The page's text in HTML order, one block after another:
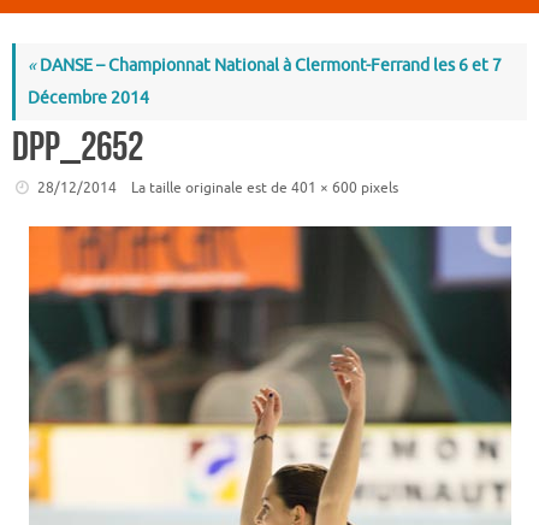
«DANSE – Championnat National à Clermont-Ferrand les 6 et 7
Décembre 2014
DPP_2652
28/12/2014 La taille originale est de 401 × 600 pixels